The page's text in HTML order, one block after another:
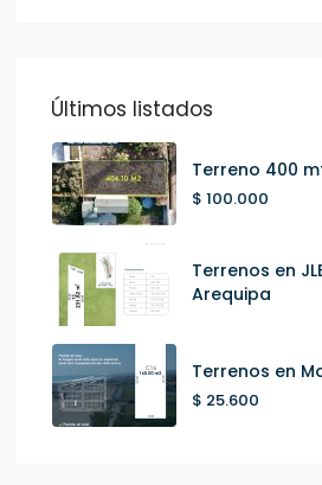
Últimos listados
Terreno 400
$ 100.000
Terrenos en
Arequipa
Terrenos en
$ 25.600